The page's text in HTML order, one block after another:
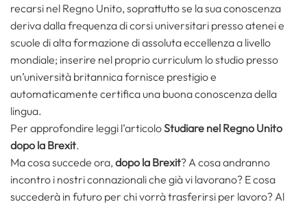
recarsi nel Regno Unito, soprattutto se la sua conoscenza
deriva dalla frequenza di corsi universitari presso atenei e
scuole di alta formazione di assoluta eccellenza a livello
mondiale; inserire nel proprio curriculum lo studio presso
un’università britannica fornisce prestigio e
automaticamente certifica una buona conoscenza della
lingua.
Per approfondire leggi l’articoloStudiare nel Regno Unito
dopo la Brexit.
Ma cosa succede ora, dopo la Brexit? A cosa andranno
incontro i nostri connazionali che già vi lavorano? E cosa
succederà in futuro per chi vorrà trasferirsi per lavoro? Al